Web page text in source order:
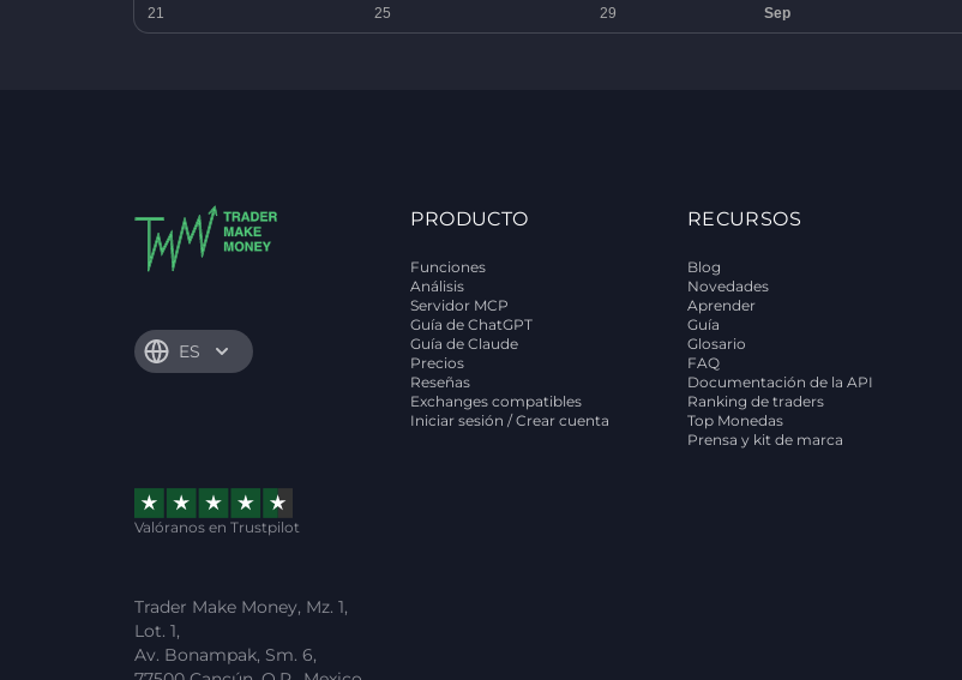
ES
Valóranos en Trustpilot
Trader Make Money, Mz. 1,
Lot. 1,
Av. Bonampak, Sm. 6,
PRODUCTO
Funciones
Análisis
Servidor MCP
Guía de ChatGPT
Guía de Claude
Precios
Reseñas
Exchanges compatibles
Iniciar sesión / Crear cuenta
RECURSOS
Blog
Novedades
Aprender
Guía
Glosario
FAQ
Documentación de la API
Ranking de traders
Top Monedas
Prensa y kit de marca